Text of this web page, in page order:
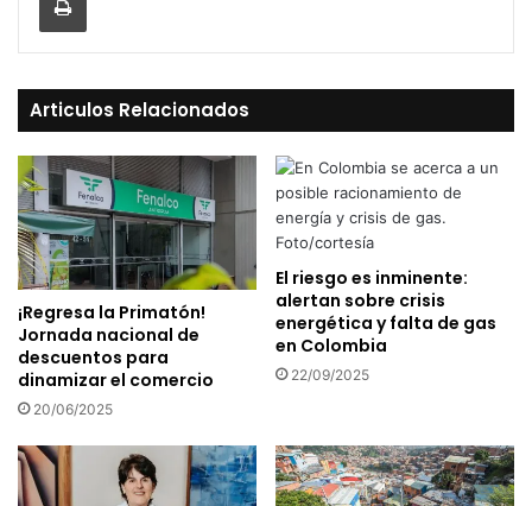
Articulos Relacionados
¡Regresa la Primatón!
Jornada nacional de
descuentos para
dinamizar el comercio
20/06/2025
El riesgo es inminente:
alertan sobre crisis
energética y falta de gas
en Colombia
22/09/2025